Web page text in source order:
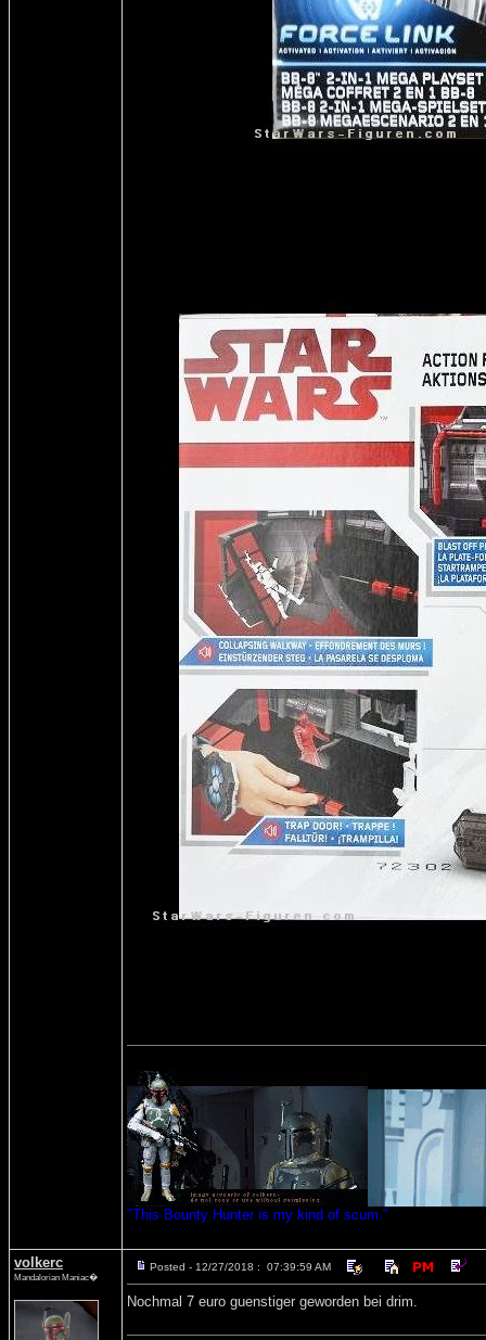
"This Bounty Hunter is my kind of scum."
volkerc
Mandalorian Maniac�
Posted - 12/27/2018 : 07:39:59 AM
Nochmal 7 euro guenstiger geworden bei drim.